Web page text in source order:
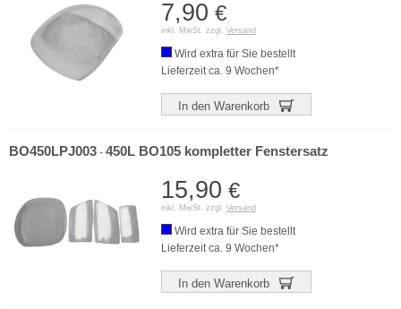
7,90 €
inkl. MwSt. zzgl. Versand
Wird extra für Sie bestellt
Lieferzeit ca. 9 Wochen*
In den Warenkorb
BO450LPJ003 - 450L BO105 kompletter Fenstersatz
15,90 €
inkl. MwSt. zzgl. Versand
Wird extra für Sie bestellt
Lieferzeit ca. 9 Wochen*
In den Warenkorb